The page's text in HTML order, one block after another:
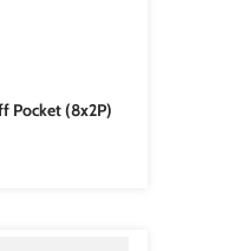
Pocket (8x2P)